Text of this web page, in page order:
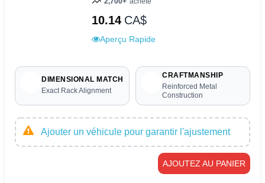
10.14 CA$
Aperçu Rapide
DIMENSIONAL MATCH
Exact Rack Alignment
CRAFTMANSHIP
Reinforced Metal
Construction
Ajouter un véhicule pour garantir l'ajustement
AJOUTEZ AU PANIER